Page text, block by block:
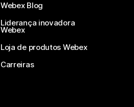
Webex Blog
Liderança inovadora
Webex
Loja de produtos Webex
Carreiras